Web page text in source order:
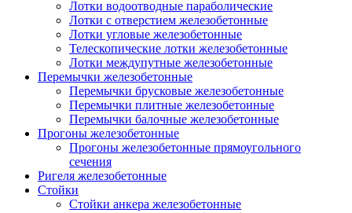
Лотки водоотводные параболические
Лотки с отверстием железобетонные
Лотки угловые железобетонные
Телескопические лотки железобетонные
Лотки междупутные железобетонные
Перемычки железобетонные
Перемычки брусковые железобетонные
Перемычки плитные железобетонные
Перемычки балочные железобетонные
Прогоны железобетонные
Прогоны железобетонные прямоугольного
сечения
Ригеля железобетонные
Стойки
Стойки анкера железобетонные